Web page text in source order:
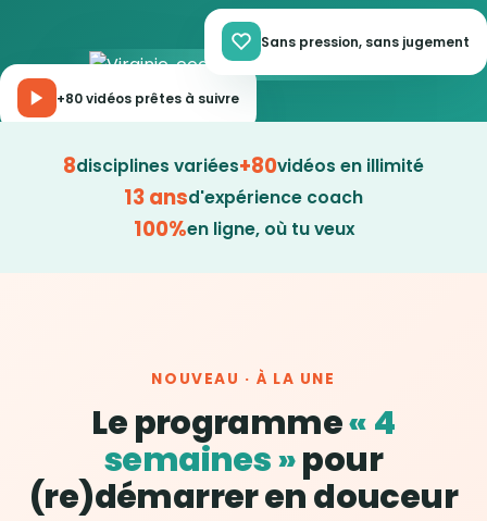
+80 vidéos prêtes à suivre
Sans pression, sans jugement
8disciplines variées+80vidéos en illimité
13 ansd'expérience coach
100%en ligne, où tu veux
NOUVEAU · À LA UNE
Le programme« 4
semaines »pour
(re)démarrer en douceur